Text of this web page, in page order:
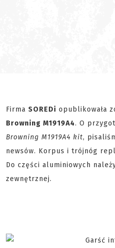
Firma SOREDi opublikowała
Browning M1919A4. O
Browning M1919A4 kit,
newsów. Korpus i trójnóg
Do części aluminiowych
zewnętrznej.